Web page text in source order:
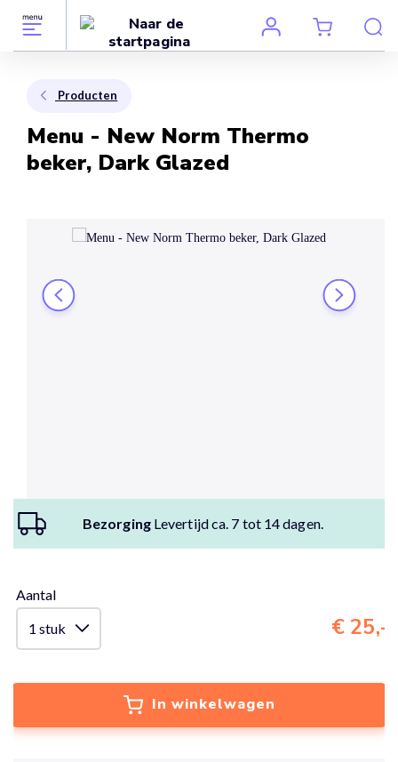
Producten
Menu - New Norm Thermo
beker, Dark Glazed
BezorgingLevertijd ca. 7 tot 14 dagen.
Aantal
€ 25,-
In winkelwagen